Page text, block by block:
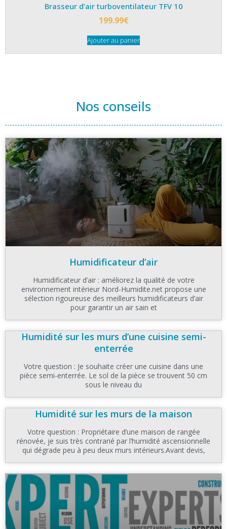
Brasseur d’air turboventilateur TFV 10
199.99€
Ajouter au panier
Nos conseils
Humidificateur d’air
Humidificateur d’air : améliorez la qualité de votre
environnement intérieur Nord-Humidite.net propose une
sélection rigoureuse des meilleurs humidificateurs d’air
pour garantir un air sain et
Humidité sur les murs d’une cuisine semi-
enterrée
Votre question : Je souhaite créer une cuisine dans une
pièce semi-enterrée. Le sol de la pièce se trouvent 50 cm
sous le niveau du
Humidité sur les murs de la maison
Votre question : Propriétaire d’une maison de rangée
rénovée, je suis très contrarié par l’humidité ascensionnelle
qui dégrade peu à peu deux murs intérieurs.Avant devis,